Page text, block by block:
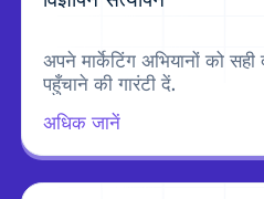
अपने मार्केटिंग अभियानों को
पहुँचाने की गारंटी दें.
अधिक जानें